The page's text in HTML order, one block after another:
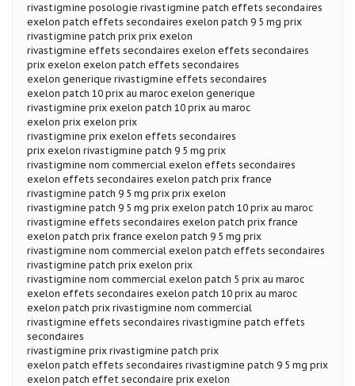
rivastigmine posologie rivastigmine patch effets secondaires
exelon patch effets secondaires exelon patch 9 5 mg prix
rivastigmine patch prix prix exelon
rivastigmine effets secondaires exelon effets secondaires
prix exelon exelon patch effets secondaires
exelon generique rivastigmine effets secondaires
exelon patch 10 prix au maroc exelon generique
rivastigmine prix exelon patch 10 prix au maroc
exelon prix exelon prix
rivastigmine prix exelon effets secondaires
prix exelon rivastigmine patch 9 5 mg prix
rivastigmine nom commercial exelon effets secondaires
exelon effets secondaires exelon patch prix france
rivastigmine patch 9 5 mg prix prix exelon
rivastigmine patch 9 5 mg prix exelon patch 10 prix au maroc
rivastigmine effets secondaires exelon patch prix france
exelon patch prix france exelon patch 9 5 mg prix
rivastigmine nom commercial exelon patch effets secondaires
rivastigmine patch prix exelon prix
rivastigmine nom commercial exelon patch 5 prix au maroc
exelon effets secondaires exelon patch 10 prix au maroc
exelon patch prix rivastigmine nom commercial
rivastigmine effets secondaires rivastigmine patch effets
secondaires
rivastigmine prix rivastigmine patch prix
exelon patch effets secondaires rivastigmine patch 9 5 mg prix
exelon patch effet secondaire prix exelon